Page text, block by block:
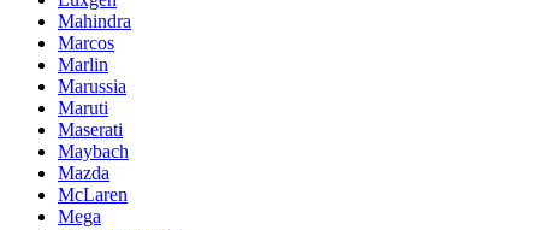
Mahindra
Marcos
Marlin
Marussia
Maruti
Maserati
Maybach
Mazda
McLaren
Mega